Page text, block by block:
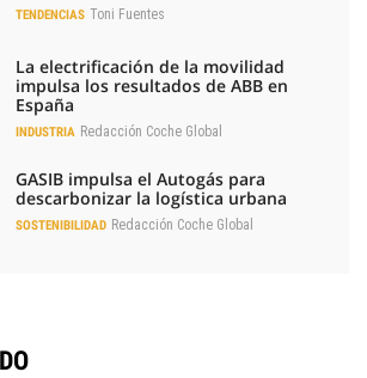
TENDENCIAS Toni Fuentes
La electrificación de la movilidad
impulsa los resultados de ABB en
España
INDUSTRIA Redacción Coche Global
GASIB impulsa el Autogás para
descarbonizar la logística urbana
SOSTENIBILIDAD Redacción Coche Global